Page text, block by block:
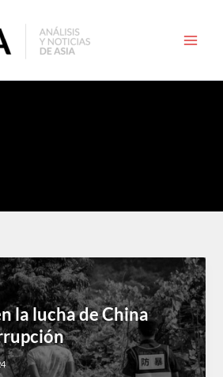
la lucha de China